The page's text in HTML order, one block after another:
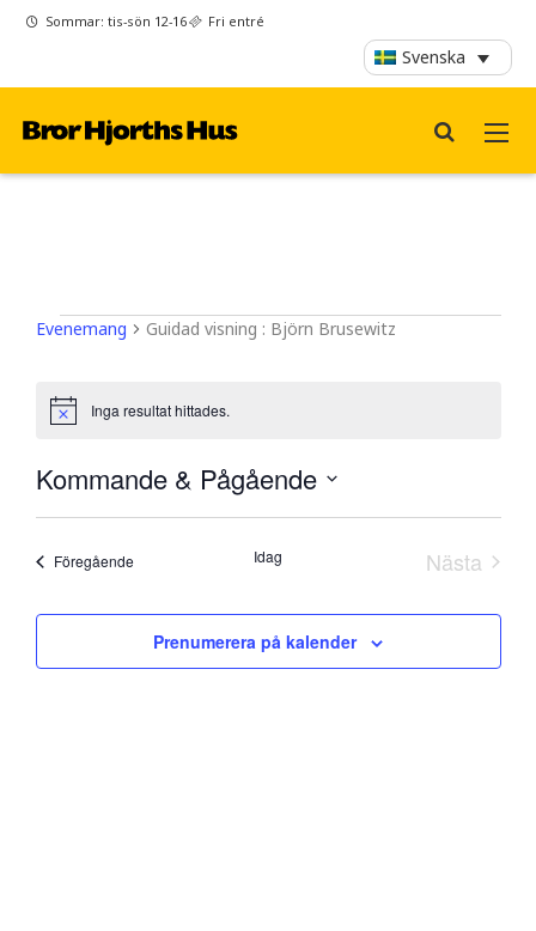
Sommar: tis-sön 12-16 Fri entré
Svenska
Evenemang
Evenemang Guidad visning : Björn Brusewitz
Notis Inga resultat hittades.
Kommande & Pågående
Välj
FöregåendeEvenemang Idag
Nästa
Prenumerera på kalender